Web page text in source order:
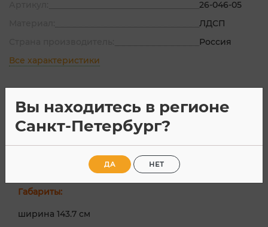
26-046-05
ЛДСП
Россия
Все характеристики
Описание Характеристики
Кровать двуспальная КР 1400с размером
спального места 140х190 см.
Габариты:
ширина 143.7 см
Вы находитесь в регионе
Санкт-Петербург?
ДА НЕТ